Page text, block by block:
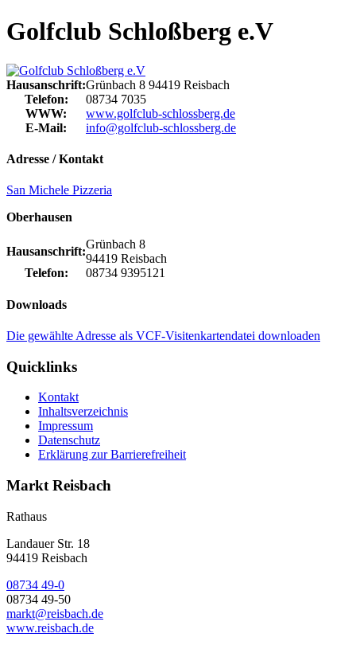
Golfclub Schloßberg e.V
Hausanschrift:Grünbach 8 94419 Reisbach
Telefon:
08734 7035
WWW:
www.golfclub-schlossberg.de
E-Mail:
info@golfclub-schlossberg.de
Adresse / Kontakt
San Michele Pizzeria
Oberhausen
Hausanschrift:
Grünbach 8
94419 Reisbach
Telefon:
08734 9395121
Downloads
Die gewählte Adresse als VCF-Visitenkartendatei downloaden
Quicklinks
Kontakt
Inhaltsverzeichnis
Impressum
Datenschutz
Erklärung zur Barrierefreiheit
Markt Reisbach
Rathaus
Landauer Str. 18
94419 Reisbach
08734 49-0
08734 49-50
markt@reisbach.de
www.reisbach.de